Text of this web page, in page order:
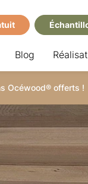
Blog
Océwood® offerts !